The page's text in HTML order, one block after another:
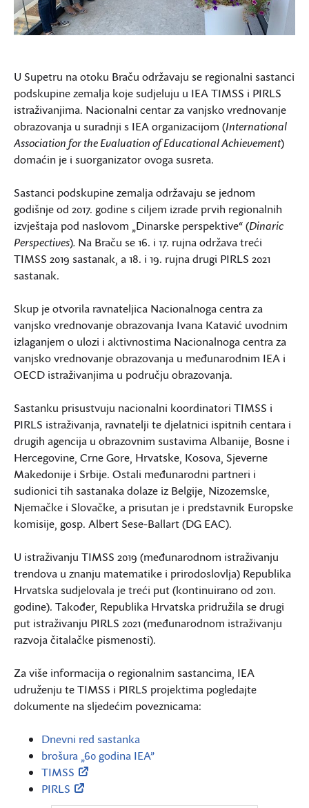
U Supetru na otoku Braču održavaju se regionalni sastanci
podskupine zemalja koje sudjeluju u IEA TIMSS i PIRLS
istraživanjima. Nacionalni centar za vanjsko vrednovanje
obrazovanja u suradnji s IEA organizacijom (International
Association for the Evaluation of Educational Achievement)
domaćin je i suorganizator ovoga susreta.
Sastanci podskupine zemalja održavaju se jednom
godišnje od 2017. godine s ciljem izrade prvih regionalnih
izvještaja pod naslovom „Dinarske perspektive“ (Dinaric
Perspectives). Na Braču se 16. i 17. rujna održava treći
TIMSS 2019 sastanak, a 18. i 19. rujna drugi PIRLS 2021
sastanak.
Skup je otvorila ravnateljica Nacionalnoga centra za
vanjsko vrednovanje obrazovanja Ivana Katavić uvodnim
izlaganjem o ulozi i aktivnostima Nacionalnoga centra za
vanjsko vrednovanje obrazovanja u međunarodnim IEA i
OECD istraživanjima u području obrazovanja.
Sastanku prisustvuju nacionalni koordinatori TIMSS i
PIRLS istraživanja, ravnatelji te djelatnici ispitnih centara i
drugih agencija u obrazovnim sustavima Albanije, Bosne i
Hercegovine, Crne Gore, Hrvatske, Kosova, Sjeverne
Makedonije i Srbije. Ostali međunarodni partneri i
sudionici tih sastanaka dolaze iz Belgije, Nizozemske,
Njemačke i Slovačke, a prisutan je i predstavnik Europske
komisije, gosp. Albert Sese-Ballart (DG EAC).
U istraživanju TIMSS 2019 (međunarodnom istraživanju
trendova u znanju matematike i prirodoslovlja) Republika
Hrvatska sudjelovala je treći put (kontinuirano od 2011.
godine). Također, Republika Hrvatska pridružila se drugi
put istraživanju PIRLS 2021 (međunarodnom istraživanju
razvoja čitalačke pismenosti).
Za više informacija o regionalnim sastancima, IEA
udruženju te TIMSS i PIRLS projektima pogledajte
dokumente na sljedećim poveznicama:
Dnevni red sastanka
brošura „60 godina IEA”
TIMSS
PIRLS